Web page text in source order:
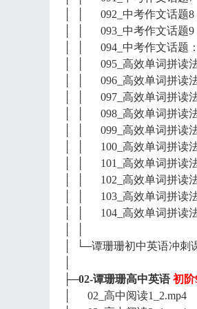
│ │ 092_中考作文话题8
│ │ 093_中考作文话题9
│ │ 094_中考作文话题
│ │ 095_高效单词拼读
│ │ 096_高效单词拼读
│ │ 097_高效单词拼读
│ │ 098_高效单词拼读
│ │ 099_高效单词拼读
│ │ 100_高效单词拼读
│ │ 101_高效单词拼读
│ │ 102_高效单词拼读
│ │ 103_高效单词拼读
│ │ 104_高效单词拼读
│ └─谭珊珊初中英语冲刺
├─02-谭珊珊高中英语初阶
│ 02_高中阅读1_2.mp4